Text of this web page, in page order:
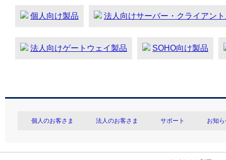
個人向け製品 法人向けサーバー・クライアン
法人向けゲートウェイ製品 SOHO向け製品
個人のお客さま 法人のお客さま サポート お知